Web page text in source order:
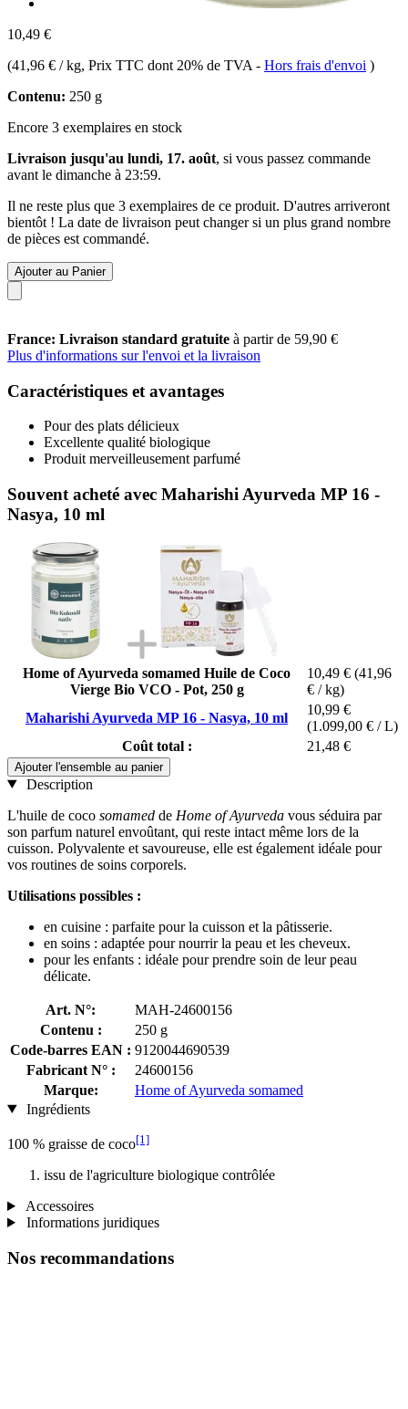
10,49 €
(41,96 € / kg, Prix TTC dont 20% de TVA - Hors frais d'envoi )
Contenu: 250 g
Encore 3 exemplaires en stock
Livraison jusqu'au lundi, 17. août, si vous passez commande
avant le dimanche à 23:59.
Il ne reste plus que 3 exemplaires de ce produit. D'autres arriveront
bientôt ! La date de livraison peut changer si un plus grand nombre
de pièces est commandé.
Ajouter au Panier
France: Livraison standard gratuite à partir de 59,90 €
Plus d'informations sur l'envoi et la livraison
Caractéristiques et avantages
Pour des plats délicieux
Excellente qualité biologique
Produit merveilleusement parfumé
Souvent acheté avec Maharishi Ayurveda MP 16 -
Nasya, 10 ml
Home of Ayurveda somamed Huile de Coco
Vierge Bio VCO - Pot, 250 g
10,49 € (41,96
€ / kg)
Maharishi Ayurveda MP 16 - Nasya, 10 ml
10,99 €
(1.099,00 € / L)
Coût total :
21,48 €
Ajouter l'ensemble au panier
Description
L'huile de coco somamed de Home of Ayurveda vous séduira par
son parfum naturel envoûtant, qui reste intact même lors de la
cuisson. Polyvalente et savoureuse, elle est également idéale pour
vos routines de soins corporels.
Utilisations possibles :
en cuisine : parfaite pour la cuisson et la pâtisserie.
en soins : adaptée pour nourrir la peau et les cheveux.
pour les enfants : idéale pour prendre soin de leur peau
délicate.
Art. N°:
MAH-24600156
Contenu :
250 g
Code-barres EAN : 9120044690539
Fabricant N° :
24600156
Marque:
Home of Ayurveda somamed
Ingrédients
100 % graisse de coco[1]
issu de l'agriculture biologique contrôlée
Accessoires
Informations juridiques
Nos recommandations